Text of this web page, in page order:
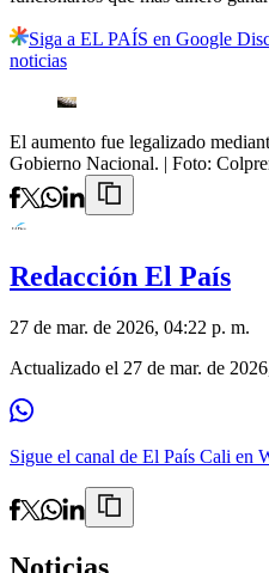
Siga a EL PAÍS en Google
noticias
El aumento fue legalizado
Gobierno Nacional. | Foto:
Redacción El País
27 de mar. de 2026, 04:22 p. m.
Actualizado el 27 de mar. de
Sigue el canal de El País Cali en